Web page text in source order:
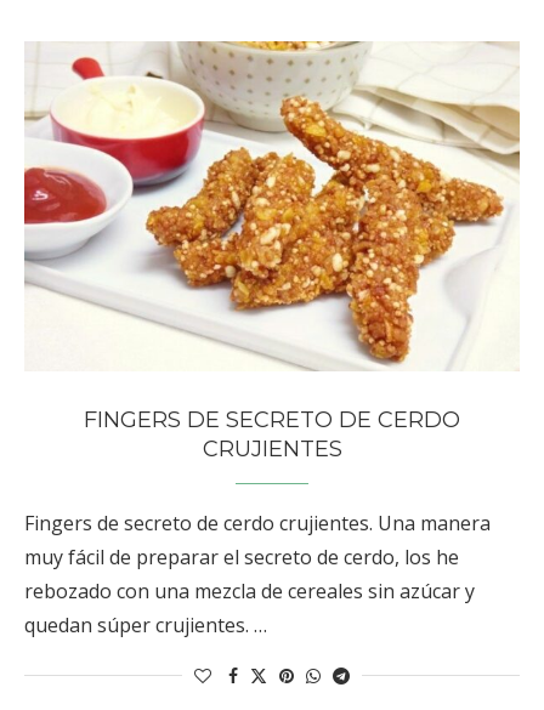
FINGERS DE SECRETO DE CERDO
CRUJIENTES
Fingers de secreto de cerdo crujientes. Una manera
muy fácil de preparar el secreto de cerdo, los he
rebozado con una mezcla de cereales sin azúcar y
quedan súper crujientes. …